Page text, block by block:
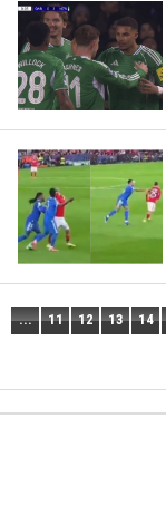
... 11 12 13 14